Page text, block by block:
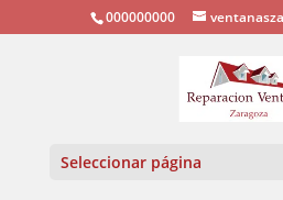
000000000
Seleccionar página